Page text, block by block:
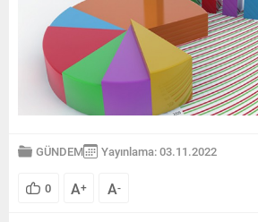
GÜNDEM Yayınlama: 03.11.2022
0 A+ A-